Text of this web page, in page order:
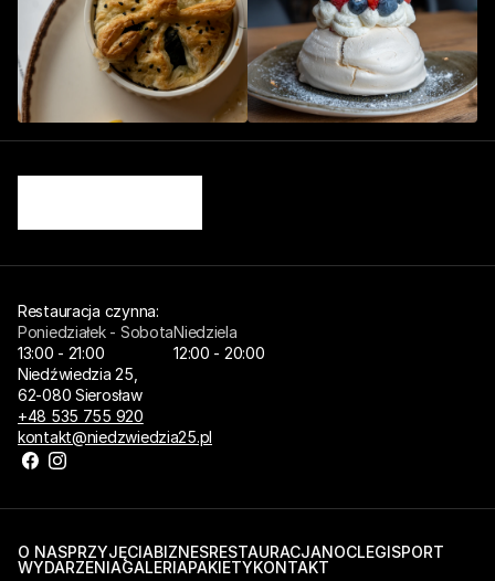
Restauracja czynna:
Poniedziałek - Sobota
13:00 - 21:00
Niedziela
12:00 - 20:00
Niedźwiedzia 25,
62-080 Sierosław
+48 535 755 920
kontakt@niedzwiedzia25.pl
O NASPRZYJĘCIABIZNESRESTAURACJANOCLEGI SPORT
WYDARZENIAGALERIAPAKIETYKONTAKT